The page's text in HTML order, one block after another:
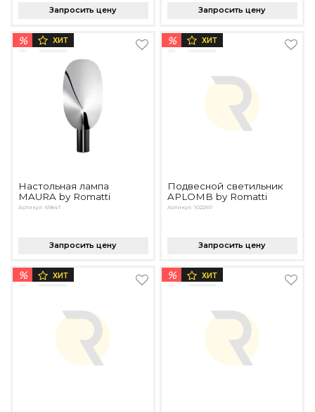
Запросить цену Запросить цену
% ХИТ
Настольная лампа
MAURA by Romatti
Артикул: 6984T
Запросить цену
% ХИТ
Подвесной светильник
APLOMB by Romatti
Артикул: 10229P
Запросить цену
% ХИТ % ХИТ